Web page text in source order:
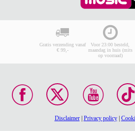
Gratis verzending vanaf
€ 99,-
Voor 23:00 besteld,
maandag in huis (mits
op voorraad)
Disclaimer| Privacy policy|